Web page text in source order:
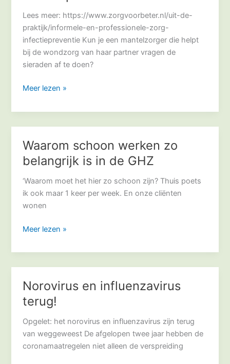
Lees meer: https://www.zorgvoorbeter.nl/uit-de-
praktijk/informele-en-professionele-zorg-
infectiepreventie Kun je een mantelzorger die helpt
bij de wondzorg van haar partner vragen de
sieraden af te doen?
samen
sterk
in
infectiepreventie
Meer lezen »
Waarom schoon werken zo
belangrijk is in de GHZ
‘Waarom moet het hier zo schoon zijn? Thuis poets
ik ook maar 1 keer per week. En onze cliënten
wonen
Waarom
schoon
werken
zo
belangrijk
is
de
Meer lezen »
Norovirus en influenzavirus
terug!
Opgelet: het norovirus en influenzavirus zijn terug
van weggeweest De afgelopen twee jaar hebben de
coronamaatregelen niet alleen de verspreiding
Norovirus
en
influenzavirus
terug!